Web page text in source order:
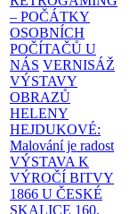
– POČÁTKY
OSOBNÍCH
POČÍTAČŮ U
NÁS VERNISÁŽ
VÝSTAVY
OBRAZŮ
HELENY
HEJDUKOVÉ:
Malování je radost
VÝSTAVA K
VÝROČÍ BITVY
1866 U ČESKÉ
SKALICE 160.